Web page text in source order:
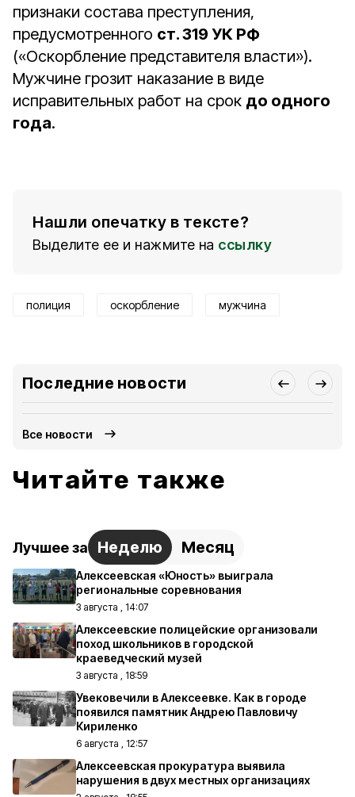
признаки состава преступления,
предусмотренного ст. 319 УК РФ
(«Оскорбление представителя власти»).
Мужчине грозит наказание в виде
исправительных работ на срок до одного
года.
Нашли опечатку в тексте?
Выделите ее и нажмите на ссылку
полиция оскорбление мужчина
Последние новости
Все новости
Читайте также
Лучшее за Неделю Месяц
Алексеевская «Юность» выиграла
региональные соревнования
3 августа , 14:07
Алексеевские полицейские организовали
поход школьников в городской
краеведческий музей
3 августа , 18:59
Увековечили в Алексеевке. Как в городе
появился памятник Андрею Павловичу
Кириленко
6 августа , 12:57
Алексеевская прокуратура выявила
нарушения в двух местных организациях